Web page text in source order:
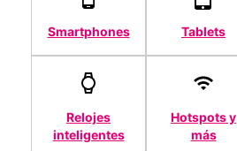
Smartphones Tablets
Relojes
inteligentes
Hotspots y
más